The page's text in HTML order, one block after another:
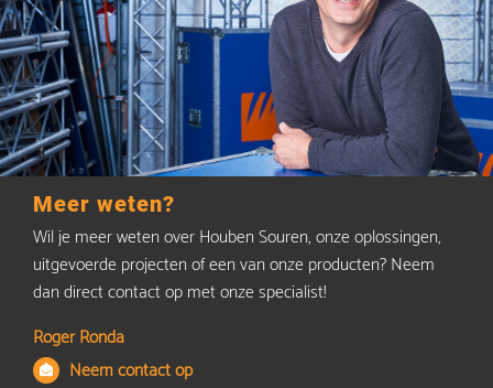
Meer weten?
Wil je meer weten over Houben Souren, onze oplossingen,
uitgevoerde projecten of een van onze producten? Neem
dan direct contact op met onze specialist!
Roger Ronda
Neem contact op